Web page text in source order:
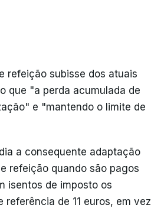
refeição subisse dos atuais
que "a perda acumulada de
e "mantendo o limite de
a consequente adaptação
refeição quando são pagos
isentos de imposto os
de 11 euros, em vez